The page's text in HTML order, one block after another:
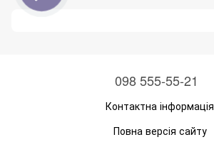
098 555-55-21
Контактна інформація
Повна версія сайту